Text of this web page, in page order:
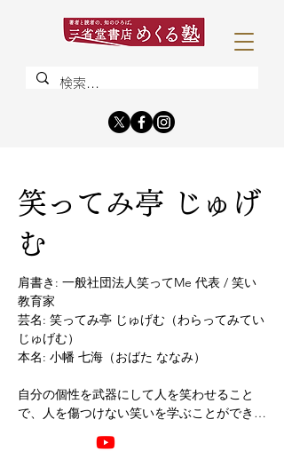
笑ってみ亭 じゅげ
む
肩書き: 一般社団法人笑ってMe 代表 / 笑い
教育家
芸名: 笑ってみ亭 じゅげむ（わらってみてい
じゅげむ）
本名: 小幡 七海（おばた ななみ）
自分の個性を武器にして人を笑わせること
で、人を傷つけない笑いを学ぶことができる
落語選手権優勝と小学校教員の経験を掛け合